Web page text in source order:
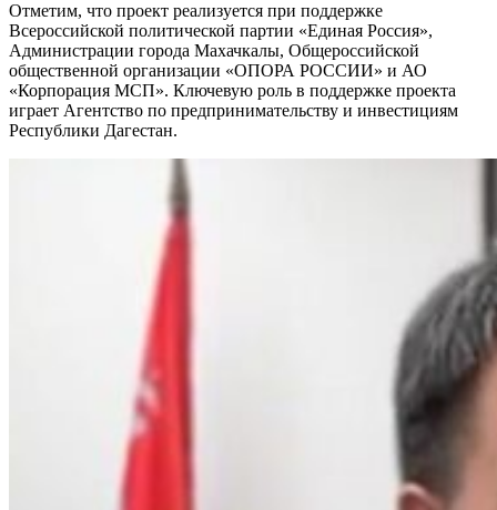
Отметим, что проект реализуется при поддержке
Всероссийской политической партии «Единая Россия»,
Администрации города Махачкалы, Общероссийской
общественной организации «ОПОРА РОССИИ» и АО
«Корпорация МСП». Ключевую роль в поддержке проекта
играет Агентство по предпринимательству и инвестициям
Республики Дагестан.